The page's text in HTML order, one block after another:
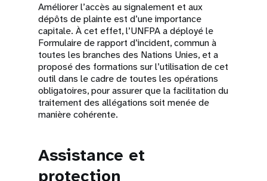
Améliorer l’accès au signalement et aux
dépôts de plainte est d’une importance
capitale. À cet effet, l’UNFPA a déployé le
Formulaire de rapport d’incident, commun à
toutes les branches des Nations Unies, et a
proposé des formations sur l’utilisation de cet
outil dans le cadre de toutes les opérations
obligatoires, pour assurer que la facilitation du
traitement des allégations soit menée de
manière cohérente.
Assistance et
protection